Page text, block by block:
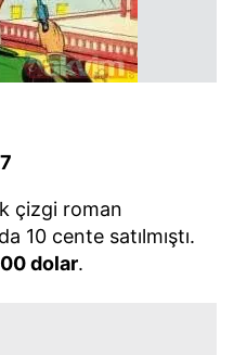
çizgi roman
10 cente satılmıştı.
dolar.